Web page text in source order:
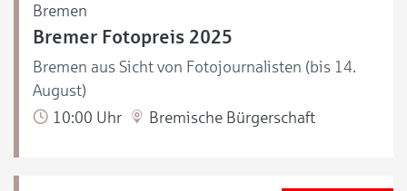
Bremen
Bremer Fotopreis 2025
Bremen aus Sicht von Fotojournalisten (bis 14.
August)
10:00 Uhr
Bremische Bürgerschaft